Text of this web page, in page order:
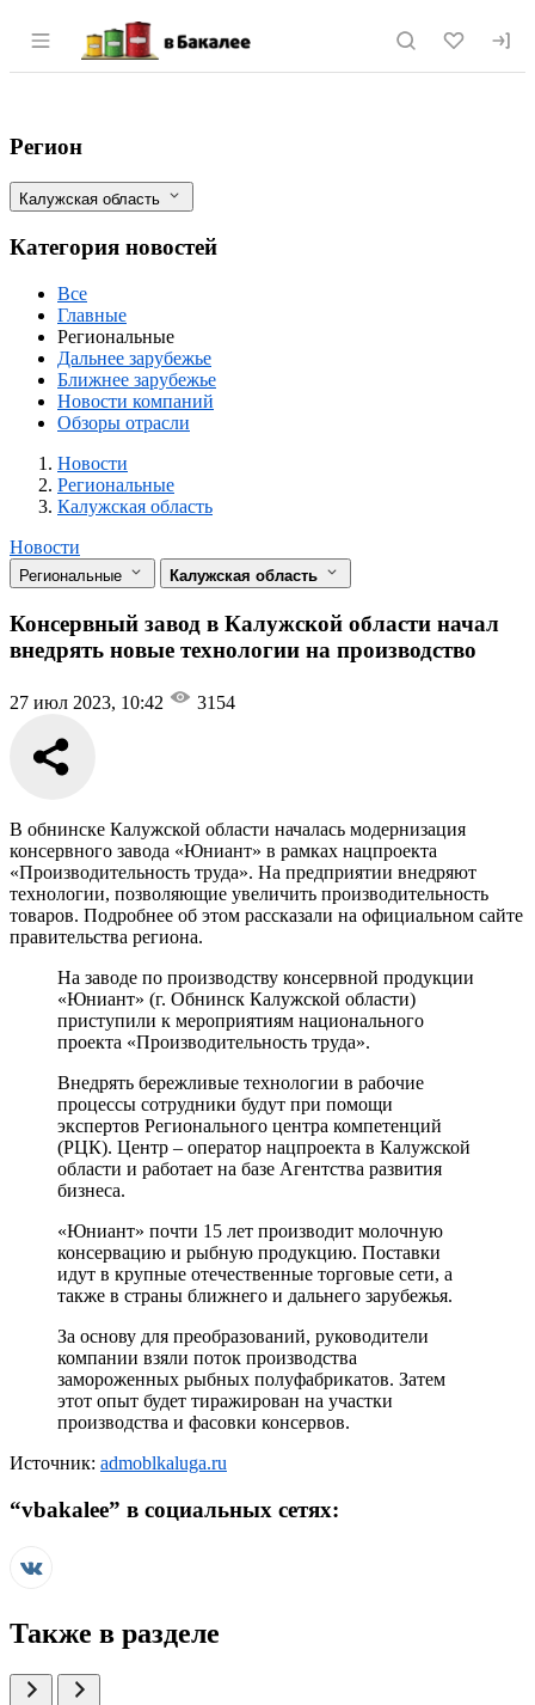
Раздел навигации по сайту vbakalee.ru
Консервный завод в Калужской
Фильтры
Регион
Калужская область
Категория новостей
Все
Главные
Региональные
Дальнее зарубежье
Ближнее зарубежье
Новости компаний
Обзоры отрасли
Новости
Разделы
Новости
Региональные
Калужская область
Новости
Региональные Калужская область
Консервный завод в Калужской области начал
внедрять новые технологии на производство
27 июл 2023, 10:42 3154
В обнинске Калужской области началась модернизация
консервного завода «Юниант» в рамках нацпроекта
«Производительность труда». На предприятии внедряют
технологии, позволяющие увеличить производительность
товаров. Подробнее об этом рассказали на официальном сайте
правительства региона.
На заводе по производству консервной продукции
«Юниант» (г. Обнинск Калужской области)
приступили к мероприятиям национального
проекта «Производительность труда».
Внедрять бережливые технологии в рабочие
процессы сотрудники будут при помощи
экспертов Регионального центра компетенций
(РЦК). Центр – оператор нацпроекта в Калужской
области и работает на базе Агентства развития
бизнеса.
«Юниант» почти 15 лет производит молочную
консервацию и рыбную продукцию. Поставки
идут в крупные отечественные торговые сети, а
также в страны ближнего и дальнего зарубежья.
За основу для преобразований, руководители
компании взяли поток производства
замороженных рыбных полуфабрикатов. Затем
этот опыт будет тиражирован на участки
производства и фасовки консервов.
Источник: admoblkaluga.ru
“vbakalee” в социальных сетях:
Также в разделе